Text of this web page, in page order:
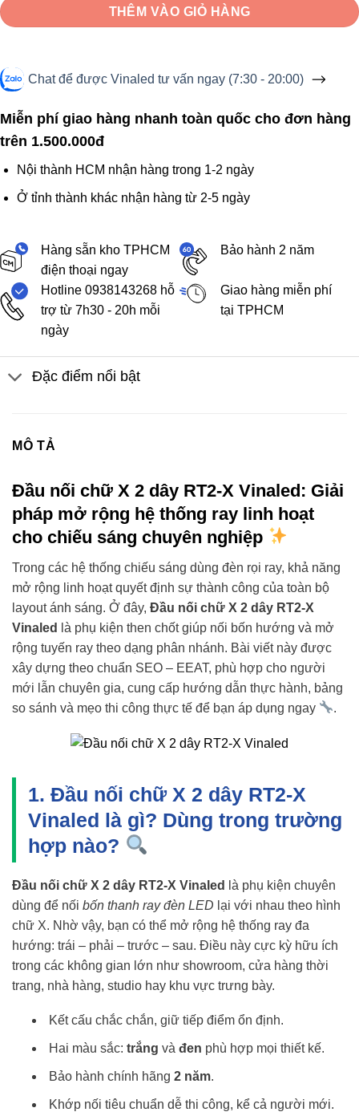
THÊM VÀO GIỎ HÀNG
Chat để được Vinaled tư vấn ngay (7:30 - 20:00)
Miễn phí giao hàng nhanh toàn quốc cho đơn hàng
trên 1.500.000đ
Nội thành HCM nhận hàng trong 1-2 ngày
Ở tỉnh thành khác nhận hàng từ 2-5 ngày
Hàng sẵn kho TPHCM
điện thoại ngay
Bảo hành 2 năm
Hotline 0938143268 hỗ
trợ từ 7h30 - 20h mỗi
ngày
Giao hàng miễn phí
tại TPHCM
Đặc điểm nổi bật
MÔ TẢ
Đầu nối chữ X 2 dây RT2-X Vinaled: Giải
pháp mở rộng hệ thống ray linh hoạt
cho chiếu sáng chuyên nghiệp
Trong các hệ thống chiếu sáng dùng đèn rọi ray, khả năng
mở rộng linh hoạt quyết định sự thành công của toàn bộ
layout ánh sáng. Ở đây, Đầu nối chữ X 2 dây RT2-X
Vinaled
là phụ kiện then chốt giúp nối bốn hướng và mở
rộng tuyến ray theo dạng phân nhánh. Bài viết này được
xây dựng theo chuẩn SEO – EEAT, phù hợp cho người
mới lẫn chuyên gia, cung cấp hướng dẫn thực hành, bảng
so sánh và mẹo thi công thực tế để bạn áp dụng ngay
.
1. Đầu nối chữ X 2 dây RT2-X
Vinaled là gì? Dùng trong trường
hợp nào?
Đầu nối chữ X 2 dây RT2-X Vinaled
là phụ kiện chuyên
dùng để nối bốn thanh ray đèn LED lại với nhau theo hình
chữ X. Nhờ vậy, bạn có thể mở rộng hệ thống ray đa
hướng: trái – phải – trước – sau. Điều này cực kỳ hữu ích
trong các không gian lớn như showroom, cửa hàng thời
trang, nhà hàng, studio hay khu vực trưng bày.
Kết cấu chắc chắn, giữ tiếp điểm ổn định.
Hai màu sắc: trắng và đen phù hợp mọi thiết kế.
Bảo hành chính hãng 2 năm.
Khớp nối tiêu chuẩn dễ thi công, kể cả người mới.